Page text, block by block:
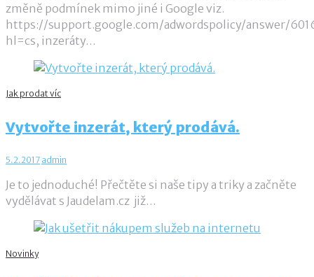
změně podmínek mimo jiné i Google viz.
https://support.google.com/adwordspolicy/answer/
hl=cs, inzeráty…
Jak prodat víc
Vytvořte inzerát, který prodává.
5.2.2017 admin
Je to jednoduché! Přečtěte si naše tipy a triky a začněte
vydělávat s Jaudelam.cz již…
Novinky